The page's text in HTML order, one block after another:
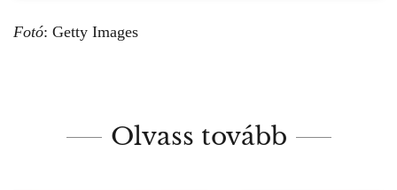
Fotó: Getty Images
Olvass tovább